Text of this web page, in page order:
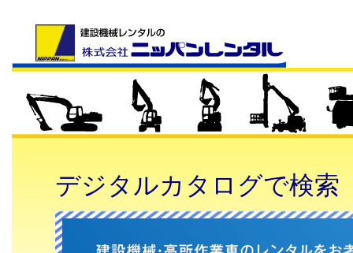
デジタルカタログで検索